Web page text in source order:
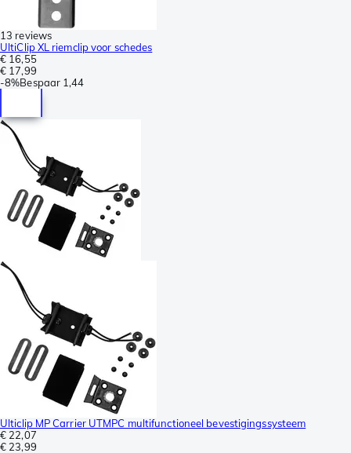
13 reviews
UltiClip XL riemclip voor schedes
€ 16,55
€ 17,99
-8%Bespaar 1,44
Ulticlip MP Carrier UTMPC multifunctioneel bevestigingssysteem
€ 22,07
€ 23,99